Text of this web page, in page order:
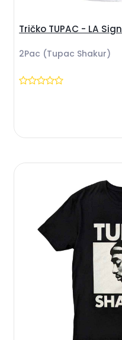
Tričko TUPAC - LA Sign
2Pac (Tupac Shakur)